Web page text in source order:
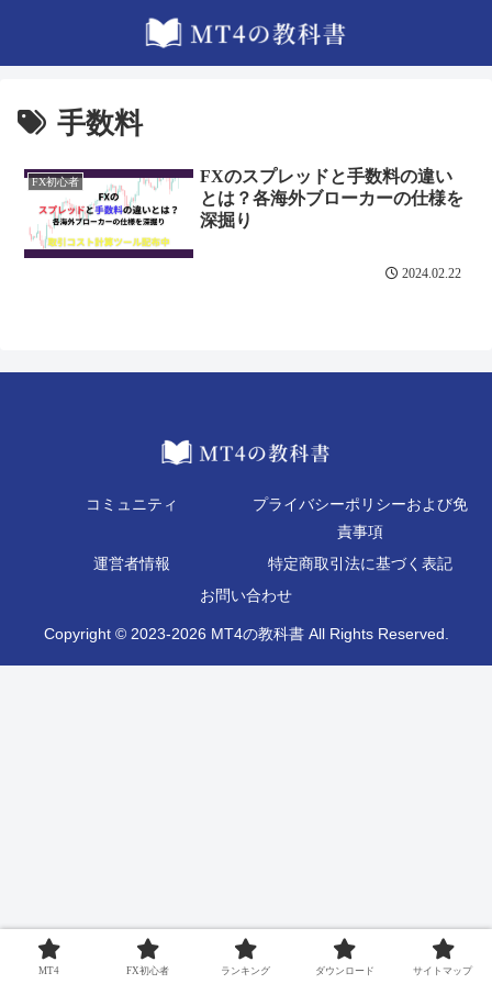
手数料
FX初心者
FXのスプレッドと手数料の違い
とは？各海外ブローカーの仕様を
深掘り
2024.02.22
コミュニティ
プライバシーポリシーおよび免
責事項
運営者情報
特定商取引法に基づく表記
お問い合わせ
Copyright © 2023-2026 MT4の教科書 All Rights Reserved.
MT4 FX初心者 ランキング ダウンロード サイトマップ